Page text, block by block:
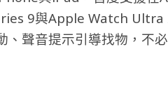
9與Apple Watch Ultra
、聲音提示引導找物，不